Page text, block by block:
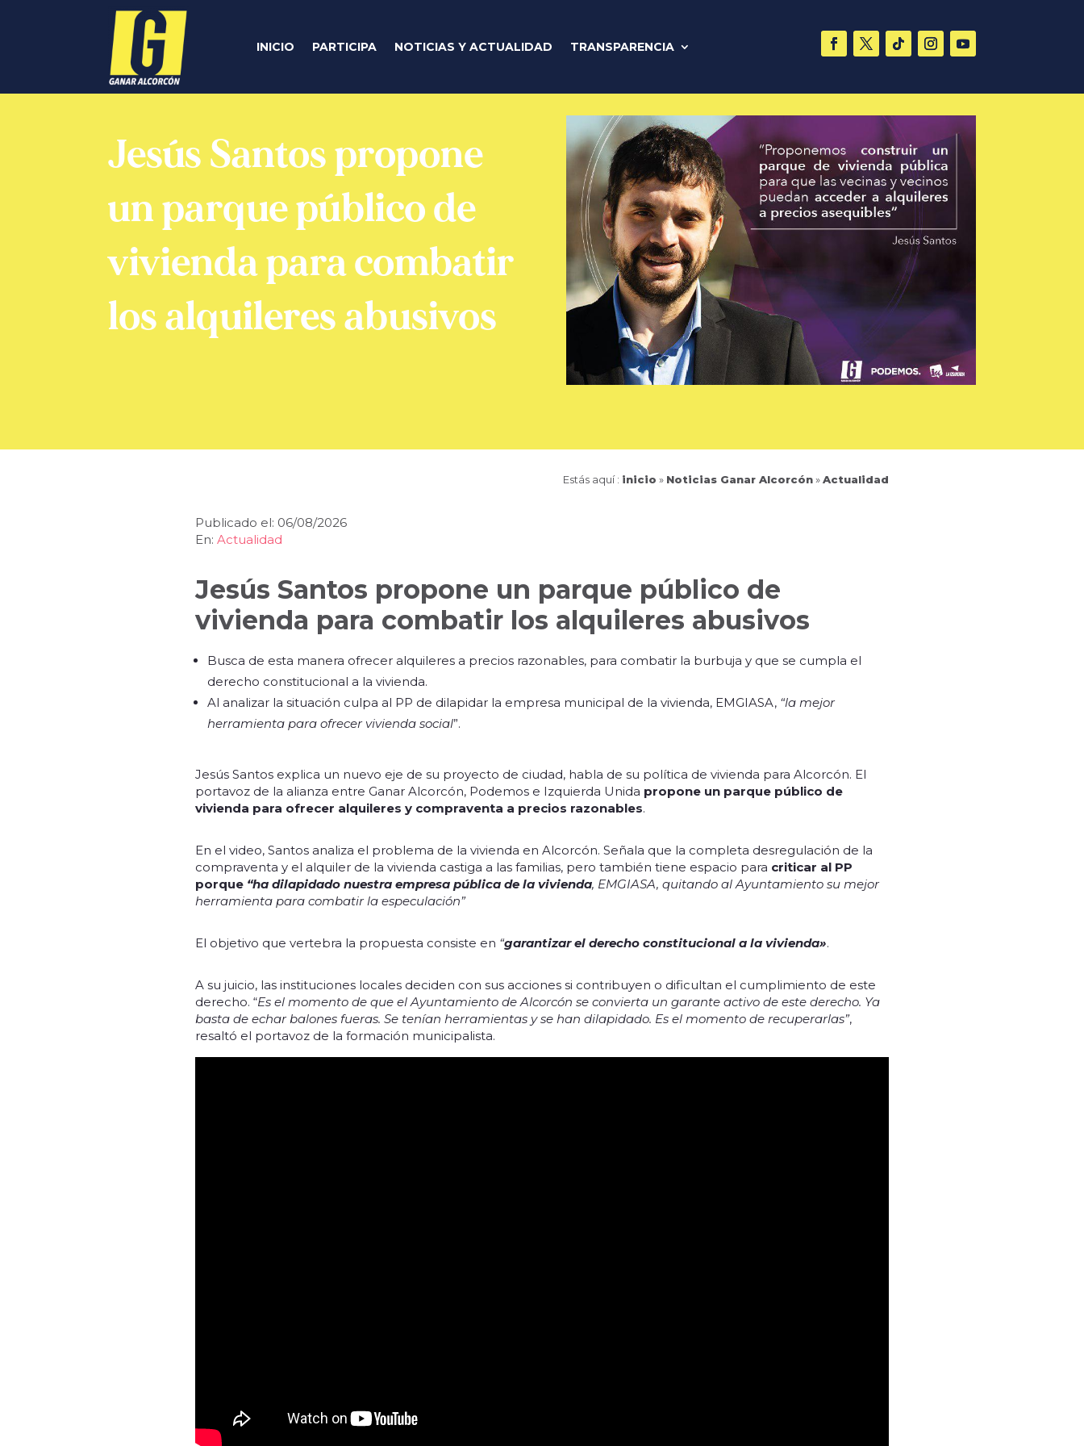
INICIO PARTICIPA NOTICIAS Y ACTUALIDAD TRANSPARENCIA
Jesús Santos propone
un parque público de
vivienda para combatir
los alquileres abusivos
Estás aquí : inicio » Noticias Ganar Alcorcón»Actualidad
Publicado el: 06/08/2026
En: Actualidad
Jesús Santos propone un parque público de
vivienda para combatir los alquileres abusivos
Busca de esta manera ofrecer alquileres a precios razonables, para combatir la burbuja y que se cumpla el
derecho constitucional a la vivienda.
Al analizar la situación culpa al PP de dilapidar la empresa municipal de la vivienda, EMGIASA, “la mejor
herramienta para ofrecer vivienda social”.
Jesús Santos explica un nuevo eje de su proyecto de ciudad, habla de su política de vivienda para Alcorcón. El
portavoz de la alianza entre Ganar Alcorcón, Podemos e Izquierda Unida propone un parque público de
vivienda para ofrecer alquileres y compraventa a precios razonables.
En el video, Santos analiza el problema de la vivienda en Alcorcón. Señala que la completa desregulación de la
compraventa y el alquiler de la vivienda castiga a las familias, pero también tiene espacio para criticar al PP
porque “ha dilapidado nuestra empresa pública de la vivienda, EMGIASA, quitando al Ayuntamiento su mejor
herramienta para combatir la especulación”
El objetivo que vertebra la propuesta consiste en “garantizar el derecho constitucional a la vivienda».
A su juicio, las instituciones locales deciden con sus acciones si contribuyen o dificultan el cumplimiento de este
derecho. “Es el momento de que el Ayuntamiento de Alcorcón se convierta un garante activo de este derecho. Ya
basta de echar balones fueras. Se tenían herramientas y se han dilapidado. Es el momento de recuperarlas”,
resaltó el portavoz de la formación municipalista.